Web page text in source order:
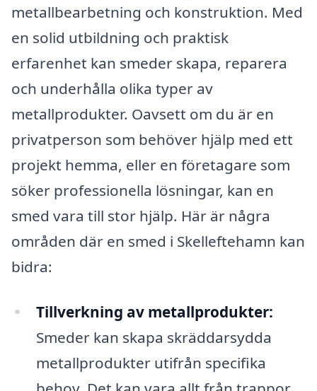
metallbearbetning och konstruktion. Med
en solid utbildning och praktisk
erfarenhet kan smeder skapa, reparera
och underhålla olika typer av
metallprodukter. Oavsett om du är en
privatperson som behöver hjälp med ett
projekt hemma, eller en företagare som
söker professionella lösningar, kan en
smed vara till stor hjälp. Här är några
områden där en smed i Skelleftehamn kan
bidra:
Tillverkning av metallprodukter:
Smeder kan skapa skräddarsydda
metallprodukter utifrån specifika